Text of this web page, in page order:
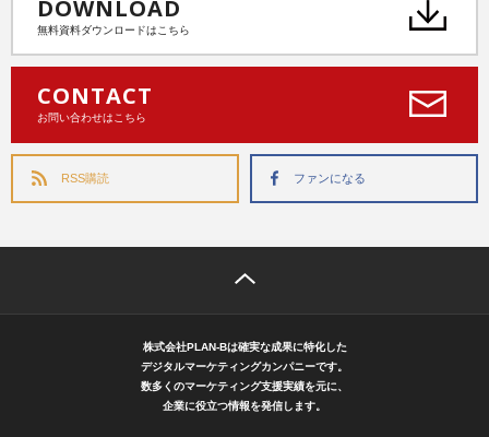
DOWNLOAD
無料資料ダウンロードはこちら
CONTACT
お問い合わせはこちら
RSS購読 ファンになる
株式会社PLAN-Bは確実な成果に特化した
デジタルマーケティングカンパニーです。
数多くのマーケティング支援実績を元に、
企業に役立つ情報を発信します。